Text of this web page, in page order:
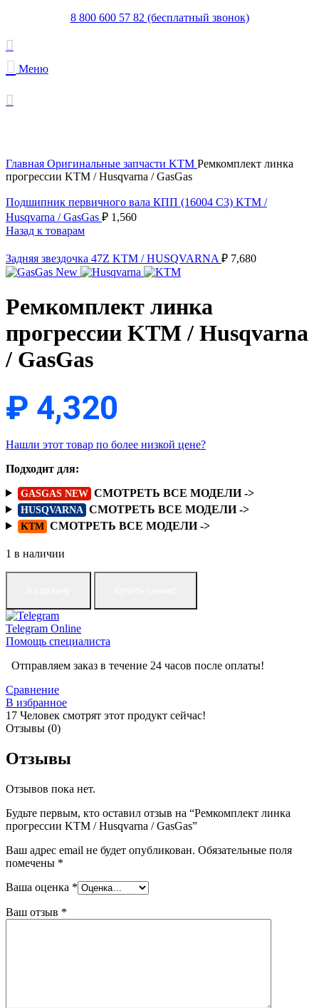
8 800 600 57 82 (бесплатный звонок)
Меню
Главная Оригинальные запчасти KTM Ремкомплект линка
прогрессии KTM / Husqvarna / GasGas
Подшипник первичного вала КПП (16004 C3) KTM /
Husqvarna / GasGas ₽ 1,560
Назад к товарам
Задняя звездочка 47Z KTM / HUSQVARNA ₽ 7,680
Ремкомплект линка
прогрессии KTM / Husqvarna
/ GasGas
₽ 4,320
Нашли этот товар по более низкой цене?
Подходит для:
GASGAS NEW СМОТРЕТЬ ВСЕ МОДЕЛИ ->
HUSQVARNA СМОТРЕТЬ ВСЕ МОДЕЛИ ->
KTM СМОТРЕТЬ ВСЕ МОДЕЛИ ->
1 в наличии
Telegram Online
Помощь специалиста
Отправляем заказ в течение 24 часов после оплаты!
Сравнение
В избранное
17 Человек смотрят этот продукт сейчас!
Отзывы (0)
Отзывы
Отзывов пока нет.
Будьте первым, кто оставил отзыв на “Ремкомплект линка
прогрессии KTM / Husqvarna / GasGas”
Ваш адрес email не будет опубликован. Обязательные поля
помечены *
Ваша оценка *
Ваш отзыв *